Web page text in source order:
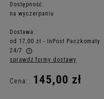
Dostępność:
na wyczerpaniu
Dostawa:
od 17,00 zł - InPost Paczkomaty
24/7
Cena nie zawiera
sprawdź formy dostawy
Cena: 145,00 zł